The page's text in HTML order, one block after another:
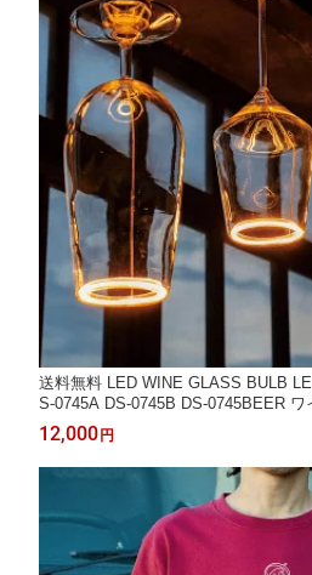
送料無料 LED WINE GLASS BULB
S-0745A DS-0745B DS-0745BEER ワ
トン
12,000 円